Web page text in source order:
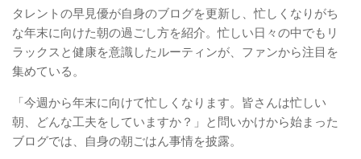
タレントの早見優が自身のブログを更新し、忙しくなりがち
な年末に向けた朝の過ごし方を紹介。忙しい日々の中でもリ
ラックスと健康を意識したルーティンが、ファンから注目を
集めている。
「今週から年末に向けて忙しくなります。皆さんは忙しい
朝、どんな工夫をしていますか？」と問いかけから始まった
ブログでは、自身の朝ごはん事情を披露。